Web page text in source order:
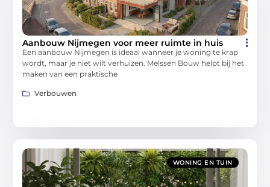
Aanbouw Nijmegen voor meer ruimte in huis
Een aanbouw Nijmegen is ideaal wanneer je woning te krap
wordt, maar je niet wilt verhuizen. Melssen Bouw helpt bij het
maken van een praktische
Verbouwen
WONING EN TUIN